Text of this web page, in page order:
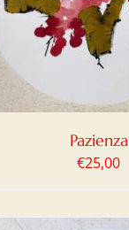
Pazienza
€25,00